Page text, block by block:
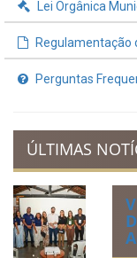
Lei Orgânica
Regulamentação
Perguntas
ÚLTIMAS